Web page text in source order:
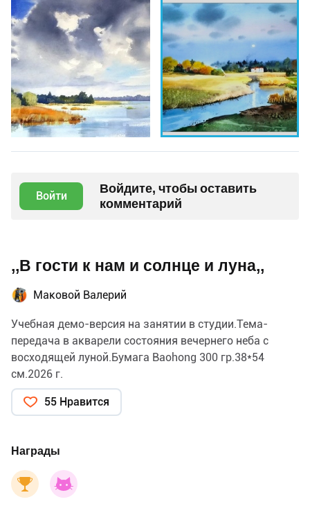
Войти
Войдите, чтобы оставить
комментарий
,,В гости к нам и солнце и луна,,
Маковой Валерий
Учебная демо-версия на занятии в студии.Тема-
передача в акварели состояния вечернего неба с
восходящей луной.Бумага Baohong 300 гр.38*54
см.2026 г.
55 Нравится
Награды